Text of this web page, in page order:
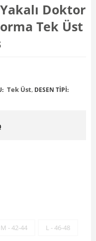
Doktor
Tek Üst
Tek Üst, DESEN TIPI:
M - 42-44 L - 46-48